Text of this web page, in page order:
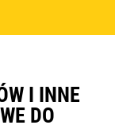
I INNE
DO